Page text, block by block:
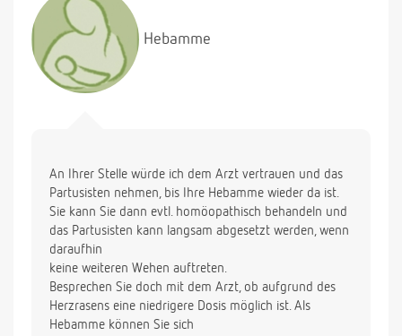
Hebamme
An Ihrer Stelle würde ich dem Arzt vertrauen und das
Partusisten nehmen, bis Ihre Hebamme wieder da ist.
Sie kann Sie dann evtl. homöopathisch behandeln und
das Partusisten kann langsam abgesetzt werden, wenn
daraufhin
keine weiteren Wehen auftreten.
Besprechen Sie doch mit dem Arzt, ob aufgrund des
Herzrasens eine niedrigere Dosis möglich ist. Als
Hebamme können Sie sich